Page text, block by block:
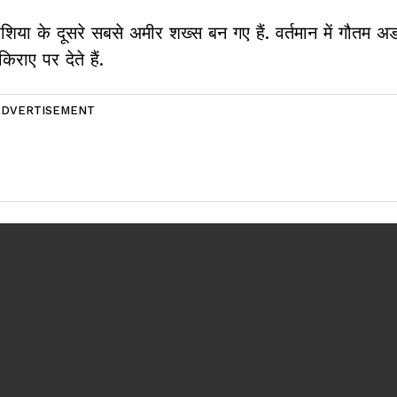
के दूसरे सबसे अमीर शख्स बन गए हैं. वर्तमान में गौतम
पर देते हैं.